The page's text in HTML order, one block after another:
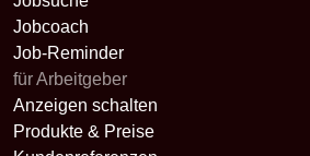
Jobcoach
Job-Reminder
für Arbeitgeber
Anzeigen schalten
Produkte & Preise